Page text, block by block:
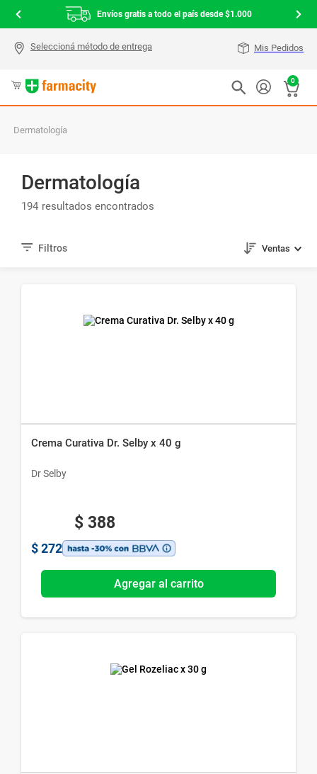
Envíos gratis a todo el país desde $1.000
Mis Pedidos
0
Dermatología
Dermatología
194
Ventas
Crema Curativa Dr. Selby x 40 g
Dr Selby
$ 388
$ 272
Agregar al carrito